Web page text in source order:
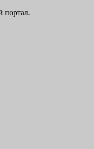
портал.